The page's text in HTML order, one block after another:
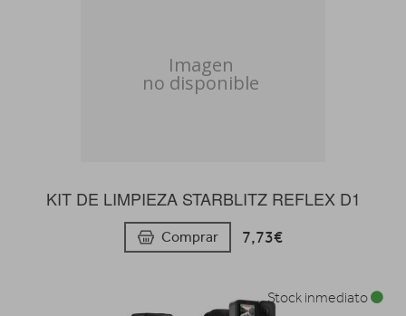
KIT DE LIMPIEZA STARBLITZ REFLEX D1
Comprar 7,73€
Stock inmediato